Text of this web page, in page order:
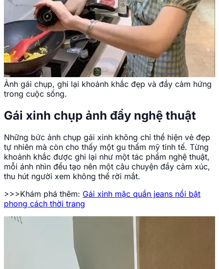
Ảnh gái chụp, ghi lại khoảnh khắc đẹp và đầy cảm hứng
trong cuộc sống.
Gái xinh chụp ảnh đầy nghệ thuật
Những bức ảnh chụp gái xinh không chỉ thể hiện vẻ đẹp
tự nhiên mà còn cho thấy một gu thẩm mỹ tinh tế. Từng
khoảnh khắc được ghi lại như một tác phẩm nghệ thuật,
mỗi ánh nhìn đều tạo nên một câu chuyện đầy cảm xúc,
thu hút người xem không thể rời mắt.
>>>Khám phá thêm: Gái xinh mặc quần jeans nổi bật
phong cách thời trang